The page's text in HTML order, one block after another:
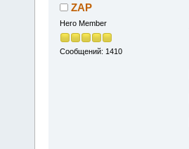
ZAP
Hero Member
Сообщений: 1410